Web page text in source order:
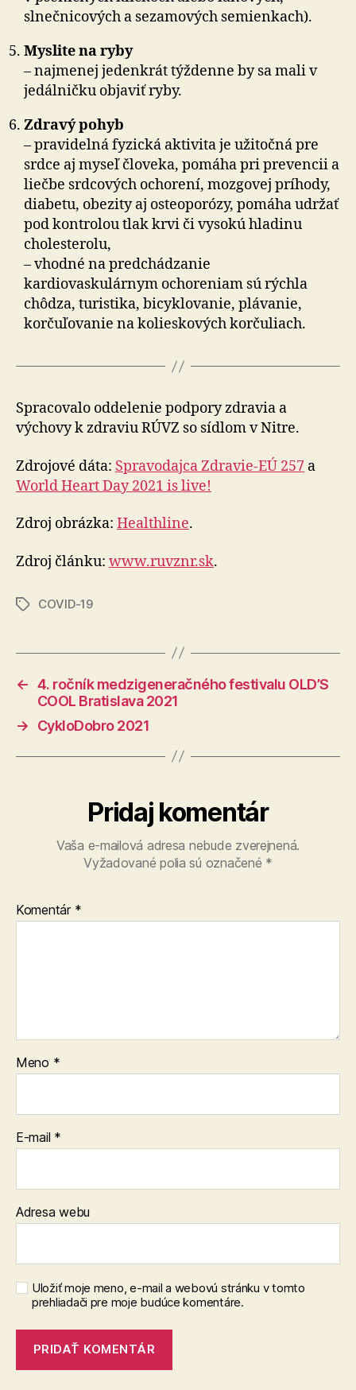
slnečnicových a sezamových semienkach).
Myslite na ryby
– najmenej jedenkrát týždenne by sa mali v
jedálničku objaviť ryby.
Zdravý pohyb
– pravidelná fyzická aktivita je užitočná pre
srdce aj myseľ človeka, pomáha pri prevencii a
liečbe srdcových ochorení, mozgovej príhody,
diabetu, obezity aj osteoporózy, pomáha udržať
pod kontrolou tlak krvi či vysokú hladinu
cholesterolu,
– vhodné na predchádzanie
kardiovaskulárnym ochoreniam sú rýchla
chôdza, turistika, bicyklovanie, plávanie,
korčuľovanie na kolieskových korčuliach.
Spracovalo oddelenie podpory zdravia a
výchovy k zdraviu RÚVZ so sídlom v Nitre.
Zdrojové dáta: Spravodajca Zdravie-EÚ 257 a
World Heart Day 2021 is live!
Zdroj obrázka: Healthline.
Zdroj článku: www.ruvznr.sk.
ZnačkyCOVID-19
← 4. ročník medzigeneračného festivalu OLD’S
COOL Bratislava 2021
→
CykloDobro 2021
Pridaj komentár
Vaša e-mailová adresa nebude zverejnená.
Vyžadované polia sú označené *
Komentár *
Meno *
E-mail *
Adresa webu
Uložiť moje meno, e-mail a webovú stránku v tomto
prehliadači pre moje budúce komentáre.